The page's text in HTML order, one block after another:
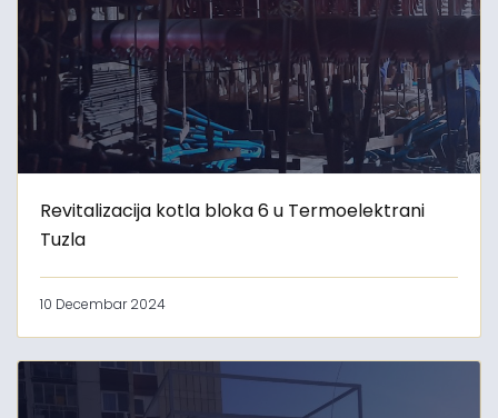
Revitalizacija kotla bloka 6 u Termoelektrani
Tuzla
10 Decembar 2024